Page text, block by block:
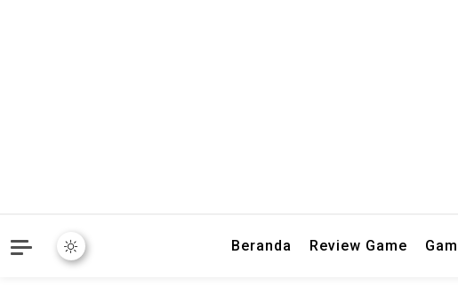
Beranda Review Game